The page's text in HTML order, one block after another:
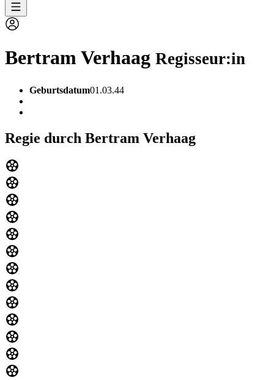
Bertram Verhaag Regisseur:in
Geburtsdatum01.03.44
Regie durch Bertram Verhaag